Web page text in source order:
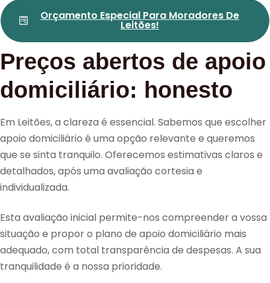
Orçamento Especial Para Moradores De
Leitões!
Preços abertos de apoio
domiciliário: honesto
Em Leitões, a clareza é essencial. Sabemos que escolher
apoio domiciliário é uma opção relevante e queremos
que se sinta tranquilo. Oferecemos estimativas claros e
detalhados, após uma avaliação cortesia e
individualizada.
Esta avaliação inicial permite-nos compreender a vossa
situação e propor o plano de apoio domiciliário mais
adequado, com total transparência de despesas. A sua
tranquilidade é a nossa prioridade.